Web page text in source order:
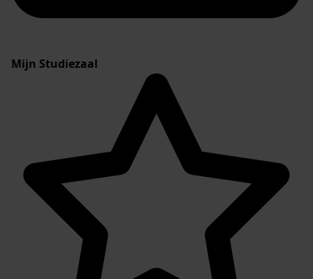
Mijn Studiezaal